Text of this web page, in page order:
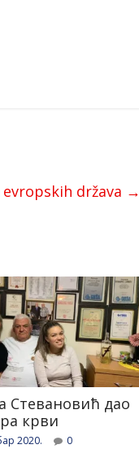
država →
Стевановић дао
крви
2020. 0